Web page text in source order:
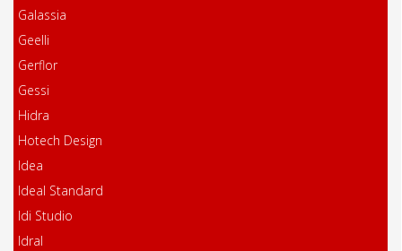
Galassia
Geelli
Gerflor
Gessi
Hidra
Hotech Design
Idea
Ideal Standard
Idi Studio
Idral